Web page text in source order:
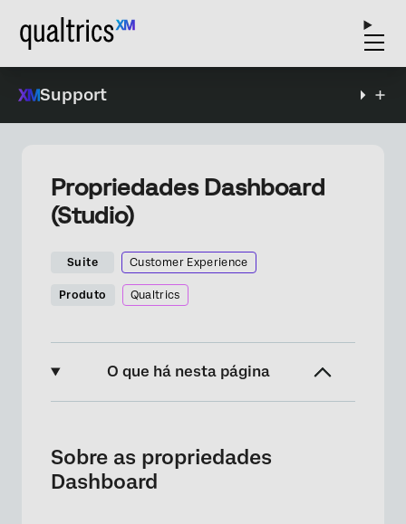
Support
Propriedades Dashboard
(Studio)
Suite Customer Experience
Produto Qualtrics
O que há nesta página
Configurar Dashboard
Padrões
Sobre as propriedades
Dashboard